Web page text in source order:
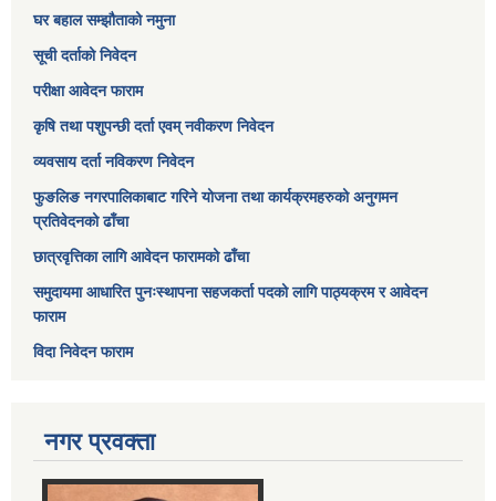
घर बहाल सम्झौताको नमुना
सूची दर्ताको निवेदन
परीक्षा आवेदन फाराम
कृषि तथा पशुपन्छी दर्ता एवम् नवीकरण निवेदन
व्यवसाय दर्ता नविकरण निवेदन
फुङलिङ नगरपालिकाबाट गरिने योजना तथा कार्यक्रमहरुको अनुगमन
प्रतिवेदनको ढाँचा
छात्रवृत्तिका लागि आवेदन फारामको ढाँचा
समुदायमा आधारित पुनःस्थापना सहजकर्ता पदको लागि पाठ्यक्रम र आवेदन
फाराम
विदा निवेदन फाराम
नगर प्रवक्ता